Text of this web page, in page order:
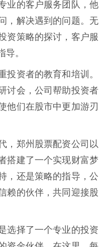
业的客户服务团队，他
，解决遇到的问题。无
资策略的探讨，客户服
。
投资者的教育和培训。
讨会，公司帮助投资者
他们在股市中更加游刃
，郑州股票配资公司以
搭建了一个实现财富梦
，还是策略的指导，公
赖的伙伴，共同迎接股
选择了一个专业的投资